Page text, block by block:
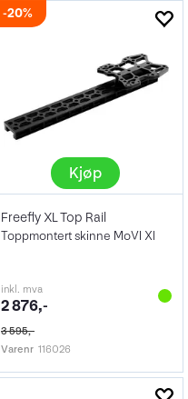
20%
Kjøp
Freefly XL Top Rail
Toppmontert skinne MoVI Xl
inkl. mva
2 876,-
3 595,-
Varenr 116026